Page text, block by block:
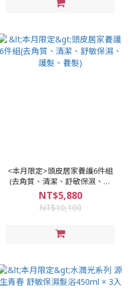
<本月限定>頭皮居家養護6件組
(去角質、清潔、舒敏保濕、護
髮、養髮)
NT$5,880
NT$10,100